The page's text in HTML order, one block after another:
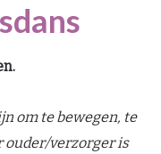
om te bewegen, te
ouder/verzorger is